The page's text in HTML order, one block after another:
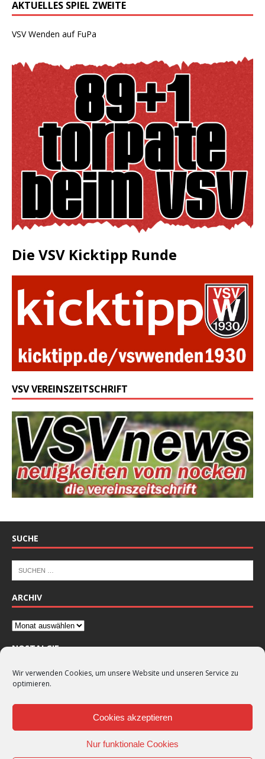
Wir verwenden Cookies, um unsere Website und unseren Service zu
optimieren.
Cookies akzeptieren
Nur funktionale Cookies
AKTUELLES SPIEL ZWEITE
VSV Wenden auf FuPa
Die VSV Kicktipp Runde
VSV VEREINSZEITSCHRIFT
SUCHE
ARCHIV
NOSTALGIE